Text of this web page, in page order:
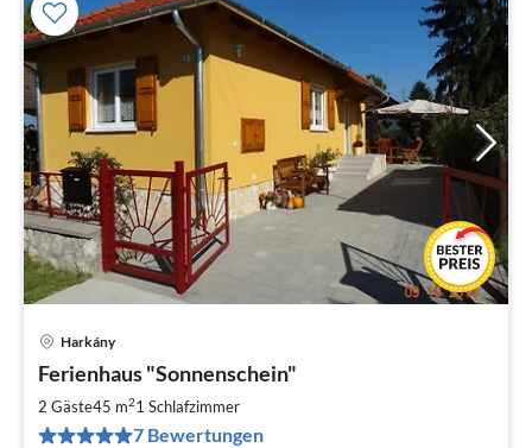
Harkány
Ferienhaus "Sonnenschein"
2 Gäste45 m21 Schlafzimmer
7 Bewertungen